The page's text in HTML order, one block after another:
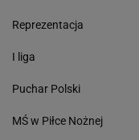
Reprezentacja
I liga
Puchar Polski
MŚ w Piłce Nożnej